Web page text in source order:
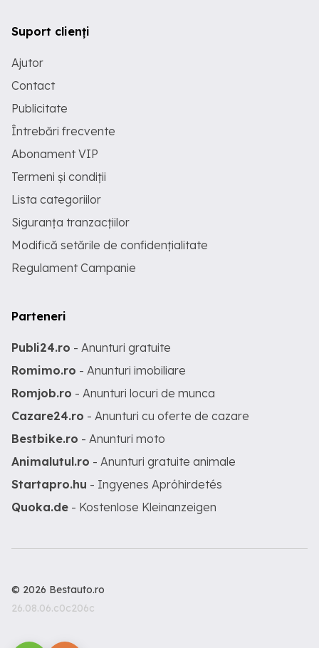
Suport clienți
Ajutor
Contact
Publicitate
Întrebări frecvente
Abonament VIP
Termeni și condiții
Lista categoriilor
Siguranța tranzacțiilor
Modifică setările de confidențialitate
Regulament Campanie
Parteneri
Publi24.ro - Anunturi gratuite
Romimo.ro - Anunturi imobiliare
Romjob.ro - Anunturi locuri de munca
Cazare24.ro - Anunturi cu oferte de cazare
Bestbike.ro - Anunturi moto
Animalutul.ro - Anunturi gratuite animale
Startapro.hu - Ingyenes Apróhirdetés
Quoka.de - Kostenlose Kleinanzeigen
© 2026 Bestauto.ro
26.08.06.c0c206c